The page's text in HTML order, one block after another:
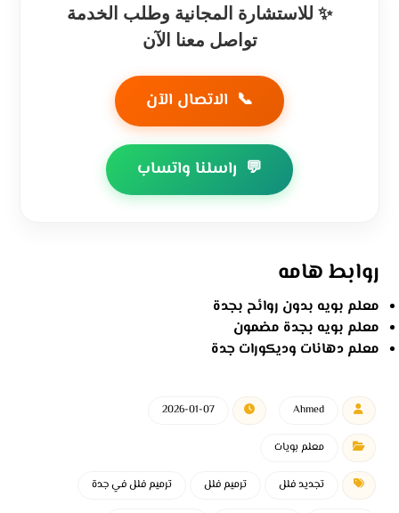
✨ للاستشارة المجانية وطلب الخدمة
تواصل معنا الآن
📞 الاتصال الآن
💬 راسلنا واتساب
روابط هامه
معلم بويه بدون روائح بجدة
معلم بويه بجدة مضمون
معلم دهانات وديكورات جدة
Ahmed
2026-01-07
معلم بويات
تجديد فلل ترميم فلل ترميم فلل في جدة